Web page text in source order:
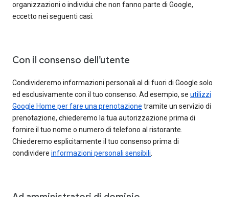
organizzazioni o individui che non fanno parte di Google,
eccetto nei seguenti casi:
Con il consenso dell’utente
Condivideremo informazioni personali al di fuori di Google solo
ed esclusivamente con il tuo consenso. Ad esempio, se utilizzi
Google Home per fare una prenotazione tramite un servizio di
prenotazione, chiederemo la tua autorizzazione prima di
fornire il tuo nome o numero di telefono al ristorante.
Chiederemo esplicitamente il tuo consenso prima di
condividere informazioni personali sensibili